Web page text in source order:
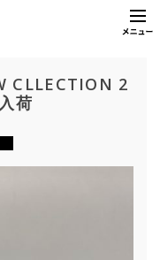
CLLECTION 2
荷